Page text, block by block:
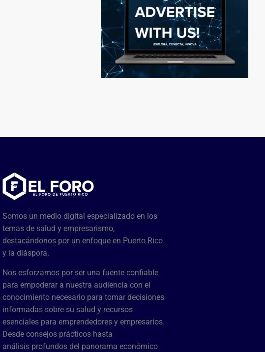
Somos un medio digital especializado en los
temas de salud y empresarismo,
destacándonos por un enfoque en Puerto Rico
y la diáspora.
Nos esforzamos por ser una fuente confiable
para empoderar a nuestra audiencia con el
conocimiento necesario para tomar decisiones
informadas sobre su salud y recursos
esenciales para emprendedores y empresarios.
Desde consejos prácticos hasta
análisis profundos del panorama económico